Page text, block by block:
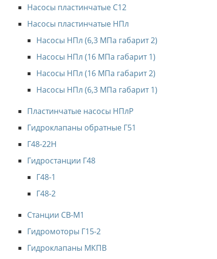
Насосы пластинчатые С12
Насосы пластинчатые НПл
Насосы НПл (6,3 МПа габарит 2)
Насосы НПл (16 МПа габарит 1)
Насосы НПл (16 МПа габарит 2)
Насосы НПл (6,3 МПа габарит 1)
Пластинчатые насосы НПлР
Гидроклапаны обратные Г51
Г48-22Н
Гидростанции Г48
Г48-1
Г48-2
Станции СВ-М1
Гидромоторы Г15-2
Гидроклапаны МКПВ